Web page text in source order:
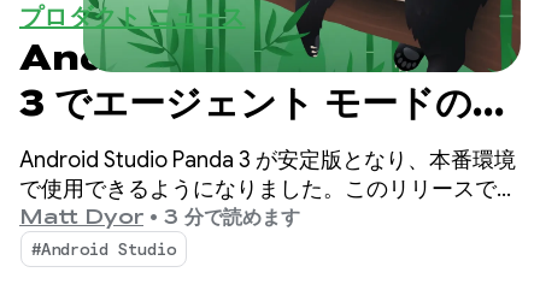
プロダクト ニュース
Android Studio Panda
3 でエージェント モードのガ
イダンスと制御を強化
Android Studio Panda 3 が安定版となり、本番環境
で使用できるようになりました。このリリースで
は、AI を活用したワークフローの制御とカスタマイ
ズがさらに強化され、高品質の Android アプリをこ
れまで以上に簡単に構築できます。
Matt Dyor • 3 分で読めます
#Android Studio